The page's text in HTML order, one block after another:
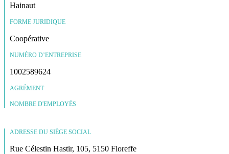
Hainaut
FORME JURIDIQUE
Coopérative
NUMÉRO D’ENTREPRISE
1002589624
AGRÉMENT
NOMBRE D'EMPLOYÉS
ADRESSE DU SIÈGE SOCIAL
Rue Célestin Hastir, 105, 5150 Floreffe